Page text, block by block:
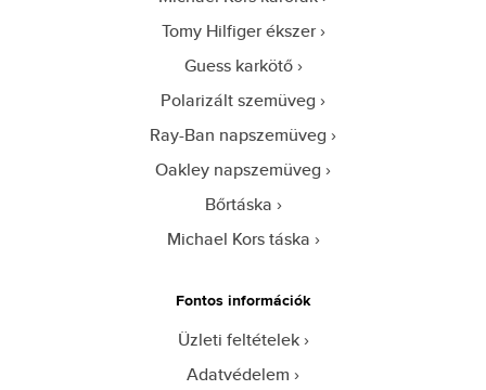
Tomy Hilfiger ékszer
Guess karkötő
Polarizált szemüveg
Ray-Ban napszemüveg
Oakley napszemüveg
Bőrtáska
Michael Kors táska
Fontos információk
Üzleti feltételek
Adatvédelem